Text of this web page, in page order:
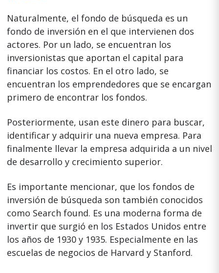
Naturalmente, el fondo de búsqueda es un
fondo de inversión en el que intervienen dos
actores. Por un lado, se encuentran los
inversionistas que aportan el capital para
financiar los costos. En el otro lado, se
encuentran los emprendedores que se encargan
primero de encontrar los fondos.
Posteriormente, usan este dinero para buscar,
identificar y adquirir una nueva empresa. Para
finalmente llevar la empresa adquirida a un nivel
de desarrollo y crecimiento superior.
Es importante mencionar, que los fondos de
inversión de búsqueda son también conocidos
como Search found. Es una moderna forma de
invertir que surgió en los Estados Unidos entre
los años de 1930 y 1935. Especialmente en las
escuelas de negocios de Harvard y Stanford.